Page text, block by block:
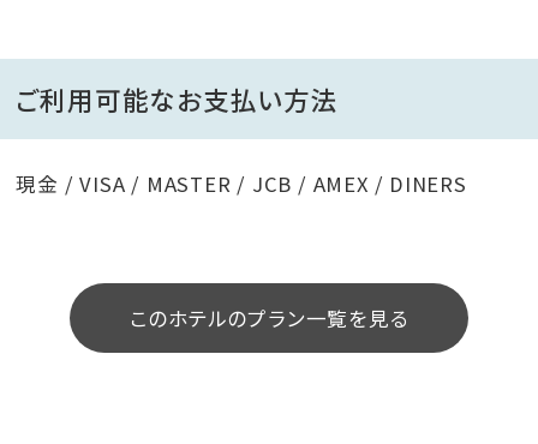
ご利用可能なお支払い方法
現金 / VISA / MASTER / JCB / AMEX / DINERS
このホテルのプラン一覧を見る